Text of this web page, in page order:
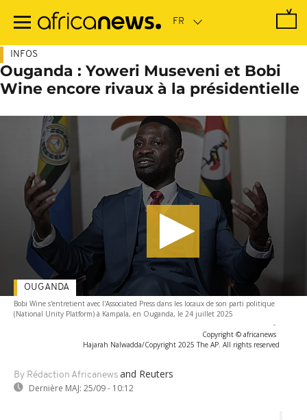
contenu
INFOS
Ouganda : Yoweri Museveni et Bobi
Wine encore rivaux à la présidentielle
Bobi Wine s'entretient avec l'Associated Press dans les locaux de son parti politique
(National Unity Platform) à Kampala, en Ouganda, le 24 juillet 2025
-
Copyright © africanews
Hajarah Nalwadda/Copyright 2025 The AP. All rights reserved
By Rédaction Africanews and Reuters
Dernière MAJ: 25/09 - 10:12
OUGANDA